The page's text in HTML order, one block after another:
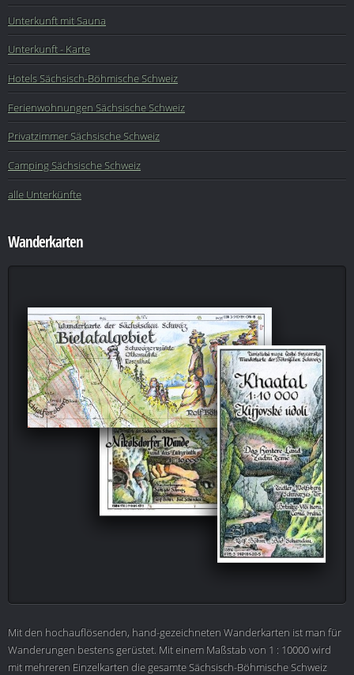
Unterkunft mit Sauna
Unterkunft - Karte
Hotels Sächsisch-Böhmische Schweiz
Ferienwohnungen Sächsische Schweiz
Privatzimmer Sächsische Schweiz
Camping Sächsische Schweiz
alle Unterkünfte
Wanderkarten
Mit den hochauflösenden, hand-gezeichneten Wanderkarten ist man für
Wanderungen bestens gerüstet. Mit einem Maßstab von 1 : 10000 wird
mit mehreren Einzelkarten die gesamte Sächsisch-Böhmische Schweiz